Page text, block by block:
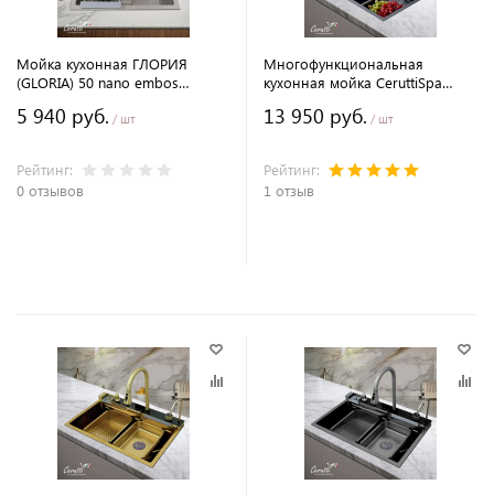
Мойка кухонная ГЛОРИЯ
(GLORIA) 50 nano embos
нержавеющей стали, 50х50х22
5 940 руб. / шт
Рейтинг:
0 отзывов
Многофункциональная
кухонная мойка CeruttiSpa
black (графит) (750х460х230)
13 950 руб. / шт
Рейтинг:
1 отзыв